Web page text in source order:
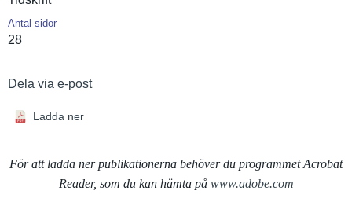
Antal sidor
28
Dela via e-post
Ladda ner
För att ladda ner publikationerna behöver du programmet Acrobat
Reader, som du kan hämta på www.adobe.com